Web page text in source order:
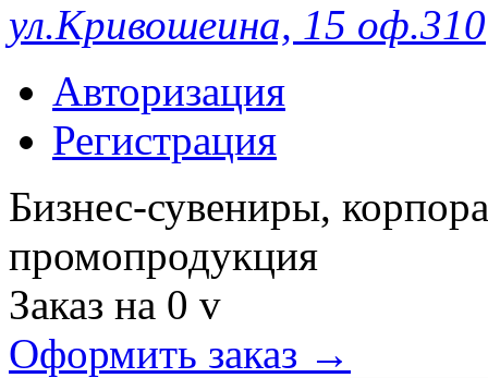
ул.Кривошеина, 15 оф.310
Авторизация
Регистрация
Бизнес-сувениры,
промопродукция
Заказ на 0 v
Оформить заказ →